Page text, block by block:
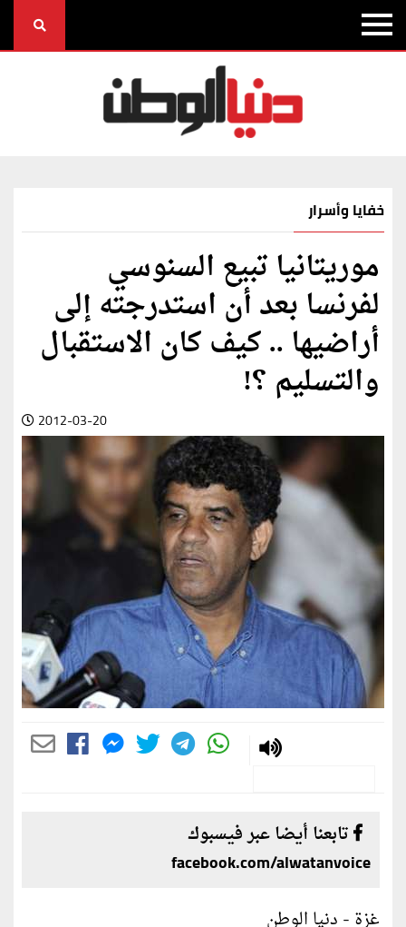
خفايا وأسرار
موريتانيا تبيع السنوسي
لفرنسا بعد أن استدرجته إلى
أراضيها .. كيف كان الاستقبال
والتسليم ؟!
2012-03-20
تابعنا أيضا عبر فيسبوك
facebook.com/alwatanvoice
غزة - دنيا الوطن